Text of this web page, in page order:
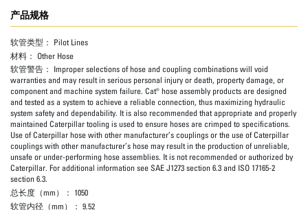
产品规格
软管类型： Pilot Lines
材料： Other Hose
软管警告： Improper selections of hose and coupling combinations will void
warranties and may result in serious personal injury or death, property damage, or
component and machine system failure. Cat® hose assembly products are designed
and tested as a system to achieve a reliable connection, thus maximizing hydraulic
system safety and dependability. It is also recommended that appropriate and properly
maintained Caterpillar tooling is used to ensure hoses are crimped to specifications.
Use of Caterpillar hose with other manufacturer’s couplings or the use of Caterpillar
couplings with other manufacturer’s hose may result in the production of unreliable,
unsafe or under-performing hose assemblies. It is not recommended or authorized by
Caterpillar. For additional information see SAE J1273 section 6.3 and ISO 17165-2
section 6.3.
总长度（mm）： 1050
软管内径（mm）： 9.52